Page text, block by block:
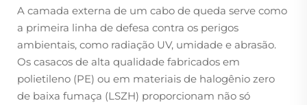
A camada externa de um cabo de queda serve como
a primeira linha de defesa contra os perigos
ambientais, como radiação UV, umidade e abrasão.
Os casacos de alta qualidade fabricados em
polietileno (PE) ou em materiais de halogênio zero
de baixa fumaça (LSZH) proporcionam não só